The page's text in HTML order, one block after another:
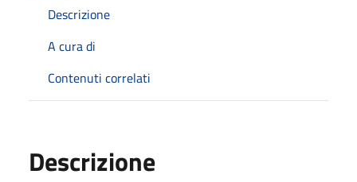
Descrizione
A cura di
Contenuti correlati
Descrizione